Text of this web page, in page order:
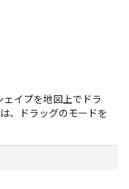
ェイプを地図上でドラ
、ドラッグのモードを